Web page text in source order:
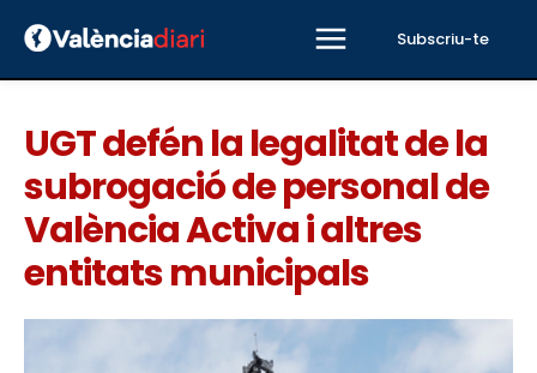
Subscriu-te
UGT defén la legalitat de la
subrogació de personal de
València Activa i altres
entitats municipals